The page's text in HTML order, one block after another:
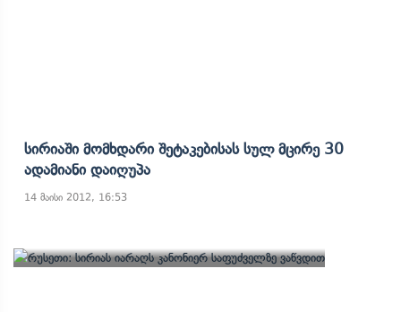
Სირიაში Მომხდარი Შეტაკებისას Სულ Მცირე 30
Ადამიანი Დაიღუპა
14 მაისი 2012, 16:53